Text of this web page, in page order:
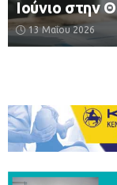
Ιούνιο στην
13 Μαΐου 2026